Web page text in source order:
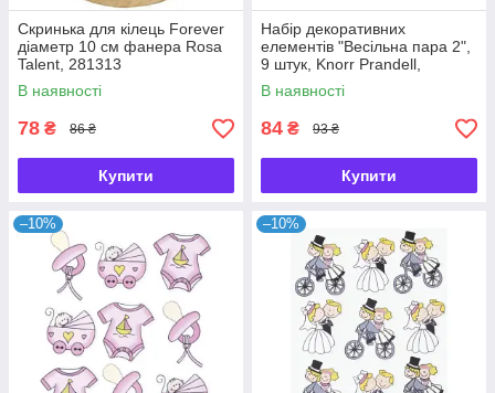
Скринька для кілець Forever
діаметр 10 см фанера Rosa
Talent, 281313
В наявності
78 ₴ 86 ₴
Купити
Набір декоративних
елементів "Весільна пара 2",
9 штук, Knorr Prandell,
216930210
В наявності
84 ₴ 93 ₴
Купити
–10% –10%